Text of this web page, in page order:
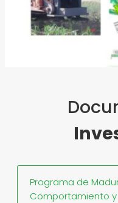
Programa de
Comportamiento y